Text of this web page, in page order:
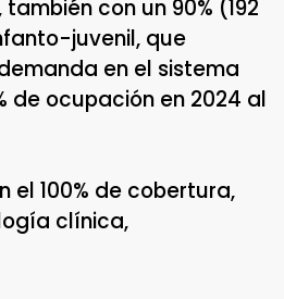
con un 90% (192
juvenil, que
en el sistema
de ocupación en 2024 al
100% de cobertura,
clínica,